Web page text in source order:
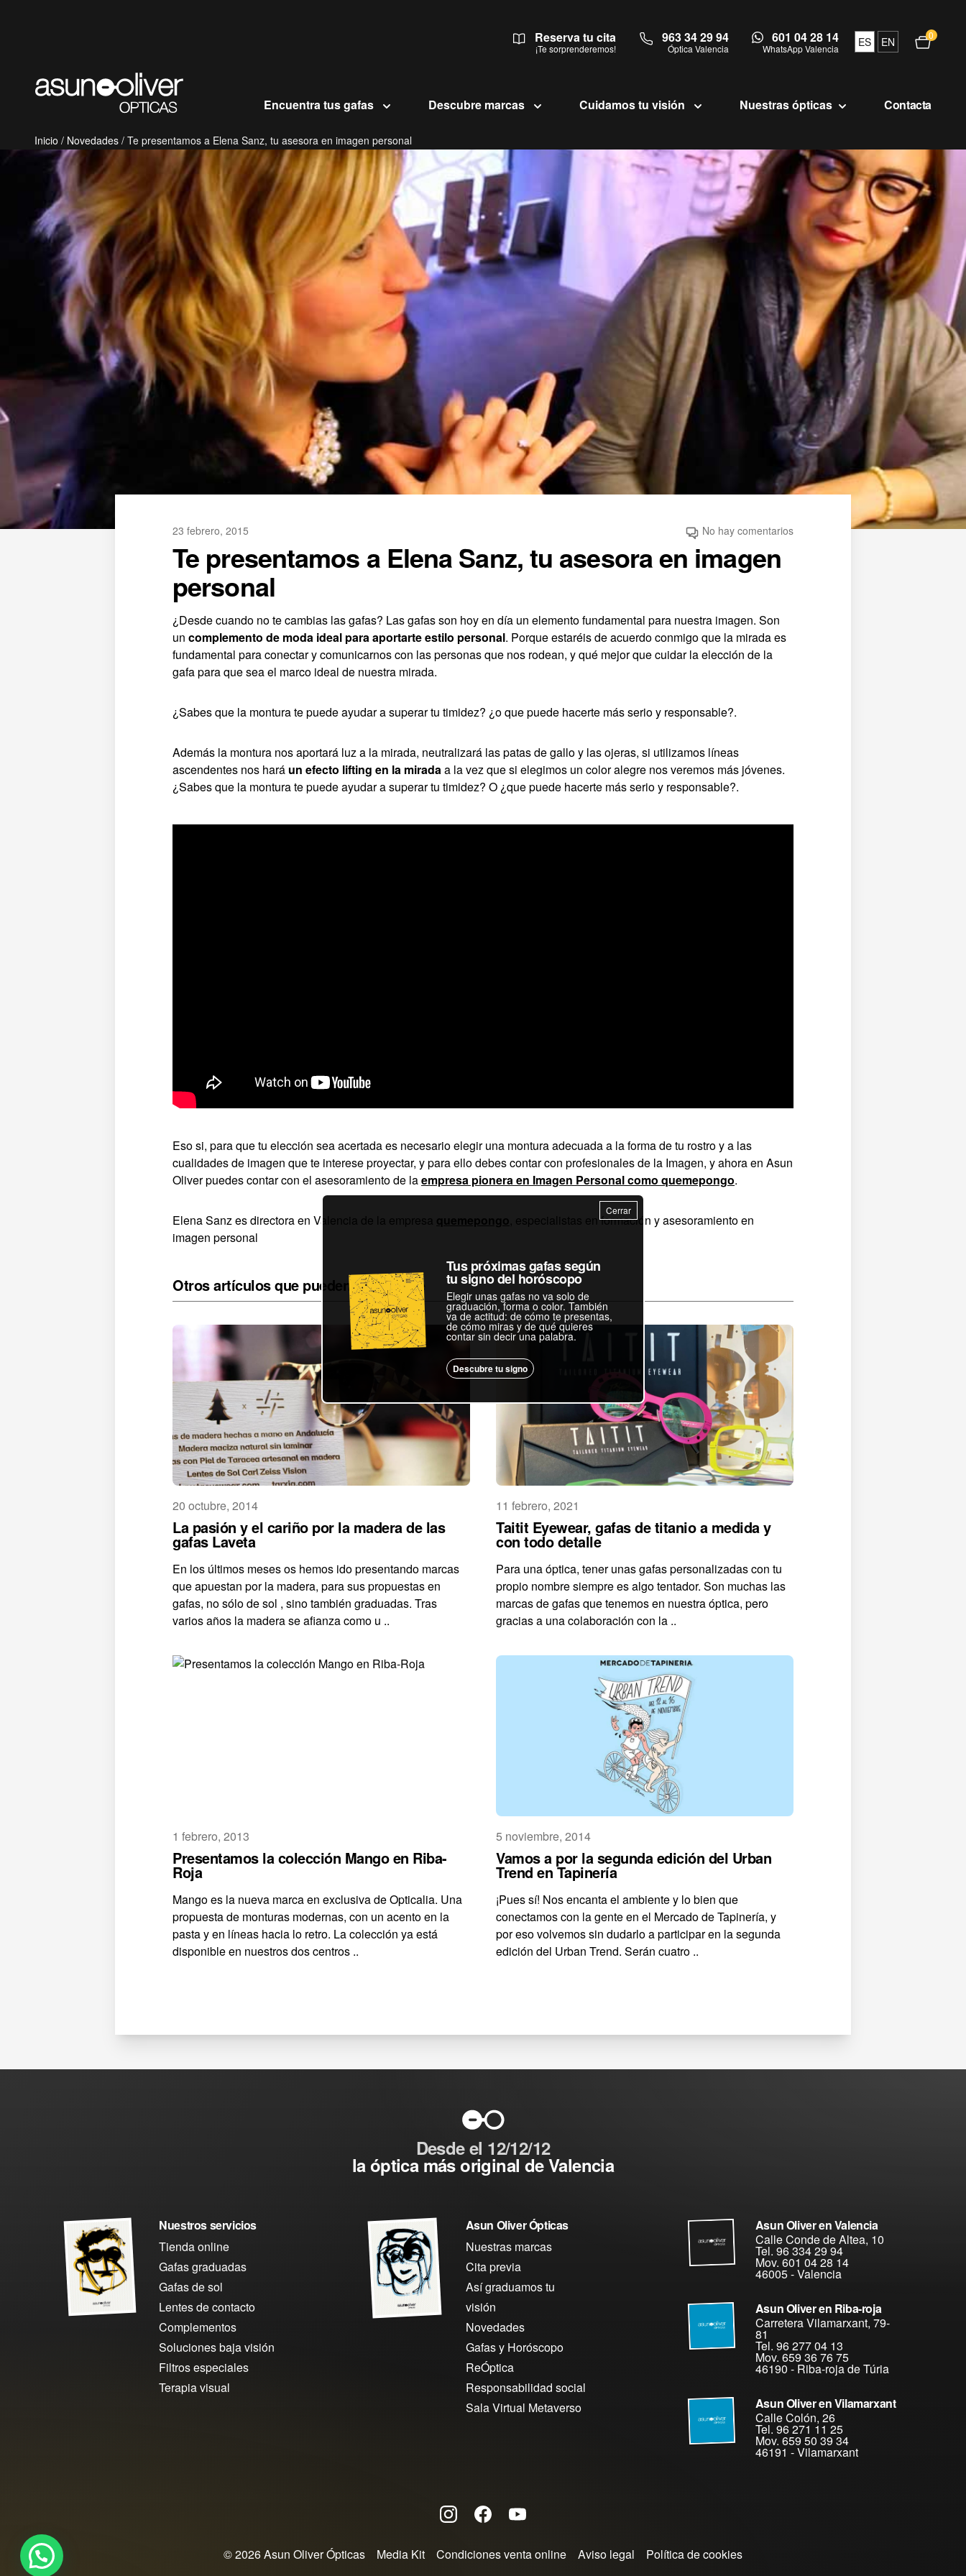
Reserva tu cita
¡Te sorprenderemos!
963 34 29 94
Óptica Valencia
601 04 28 14
WhatsApp Valencia ES EN 0Abrir
Encuentra tus gafas Descubre marcas Cuidamos tu visión Nuestras ópticas Contacta
Inicio / Novedades / Te presentamos a Elena Sanz, tu asesora en imagen personal
23 febrero, 2015 No hay comentarios
Te presentamos a Elena Sanz, tu asesora en imagen
personal
¿Desde cuando no te cambias las gafas? Las gafas son hoy en día un elemento fundamental para nuestra imagen. Son
un complemento de moda ideal para aportarte estilo personal. Porque estaréis de acuerdo conmigo que la mirada es
fundamental para conectar y comunicarnos con las personas que nos rodean, y qué mejor que cuidar la elección de la
gafa para que sea el marco ideal de nuestra mirada.
¿Sabes que la montura te puede ayudar a superar tu timidez? ¿o que puede hacerte más serio y responsable?.
Además la montura nos aportará luz a la mirada, neutralizará las patas de gallo y las ojeras, si utilizamos líneas
ascendentes nos hará un efecto lifting en la mirada a la vez que si elegimos un color alegre nos veremos más jóvenes.
¿Sabes que la montura te puede ayudar a superar tu timidez? O ¿que puede hacerte más serio y responsable?.
Eso si, para que tu elección sea acertada es necesario elegir una montura adecuada a la forma de tu rostro y a las
cualidades de imagen que te interese proyectar, y para ello debes contar con profesionales de la Imagen, y ahora en Asun
Oliver puedes contar con el asesoramiento de laempresa pionera en Imagen Personal como quemepongo.
Elena Sanz es directora en Valencia de la empresa quemepongo , especialistas en formación y asesoramiento en
imagen personal
Otros artículos que pueden interesarte
20 octubre, 2014
La pasión y el cariño por la madera de las
gafas Laveta
En los últimos meses os hemos ido presentando marcas
que apuestan por la madera, para sus propuestas en
gafas, no sólo de sol , sino también graduadas. Tras
varios años la madera se afianza como u ..
11 febrero, 2021
Taitit Eyewear, gafas de titanio a medida y
con todo detalle
Para una óptica, tener unas gafas personalizadas con tu
propio nombre siempre es algo tentador. Son muchas las
marcas de gafas que tenemos en nuestra óptica, pero
gracias a una colaboración con la ..
1 febrero, 2013
Presentamos la colección Mango en Riba-
Roja
Mango es la nueva marca en exclusiva de Opticalia. Una
propuesta de monturas modernas, con un acento en la
pasta y en líneas hacia lo retro. La colección ya está
disponible en nuestros dos centros ..
5 noviembre, 2014
Vamos a por la segunda edición del Urban
Trend en Tapinería
¡Pues sí! Nos encanta el ambiente y lo bien que
conectamos con la gente en el Mercado de Tapinería, y
por eso volvemos sin dudarlo a participar en la segunda
edición del Urban Trend. Serán cuatro ..
Desde el 12/12/12
la óptica más original de Valencia
Nuestros servicios
Tienda online
Gafas graduadas
Gafas de sol
Lentes de contacto
Complementos
Soluciones baja visión
Filtros especiales
Terapia visual
Asun Oliver Ópticas
Nuestras marcas
Cita previa
Así graduamos tu
visión
Novedades
Gafas y Horóscopo
ReÓptica
Responsabilidad social
Sala Virtual Metaverso
Asun Oliver en Valencia
Calle Conde de Altea, 10
Tel. 96 334 29 94
Mov. 601 04 28 14
46005-Valencia
Asun Oliver en Riba-roja
Carretera Vilamarxant, 79-
81
Tel. 96 277 04 13
Mov. 659 36 76 75
46190 - Riba-roja de Túria
Asun Oliver en Vilamarxant
Calle Colón, 26
Tel. 96 271 11 25
Mov. 659 50 39 34
46191 -Vilamarxant
© 2026 Asun Oliver Ópticas Media Kit Condiciones venta online Aviso legal Política de cookies
Cerrar
Tus próximas gafas según
tu signo del horóscopo
Elegir unas gafas no va solo de
graduación, forma o color. También
va de actitud: de cómo te presentas,
de cómo miras y de qué quieres
contar sin decir una palabra.
Descubre tu signo